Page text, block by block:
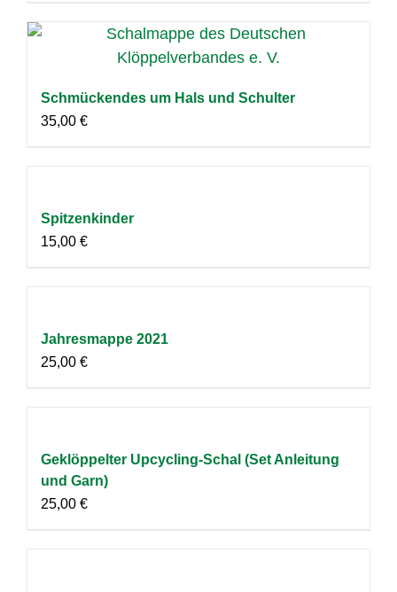
Schmückendes um Hals und Schulter
35,00 €
Spitzenkinder
15,00 €
Jahresmappe 2021
25,00 €
Geklöppelter Upcycling-Schal (Set Anleitung
und Garn)
25,00 €